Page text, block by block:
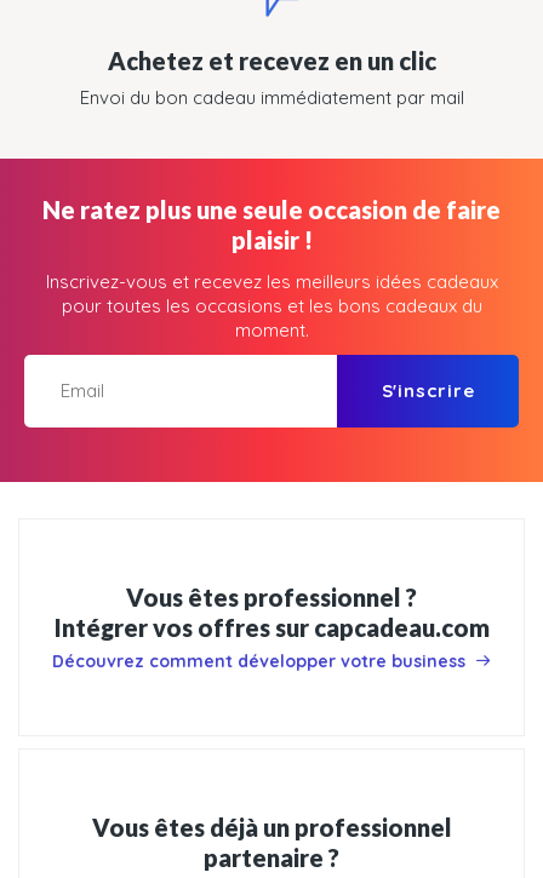
Achetez et recevez en un clic
Envoi du bon cadeau immédiatement par mail
Ne ratez plus une seule occasion de faire
plaisir !
Inscrivez-vous et recevez les meilleurs idées cadeaux
pour toutes les occasions et les bons cadeaux du
moment.
S'inscrire
Vous êtes professionnel ?
Intégrer vos offres sur capcadeau.com
Découvrez comment développer votre business
Vous êtes déjà un professionnel
partenaire ?